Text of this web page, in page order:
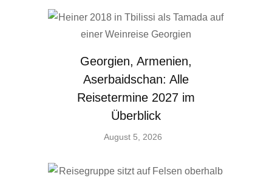
Georgien, Armenien,
Aserbaidschan: Alle
Reisetermine 2027 im
Überblick
August 5, 2026